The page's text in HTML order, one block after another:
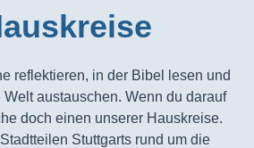
reflektieren, in der Bibel lesen und
austauschen. Wenn du darauf
doch einen unserer Hauskreise.
Stuttgarts rund um die